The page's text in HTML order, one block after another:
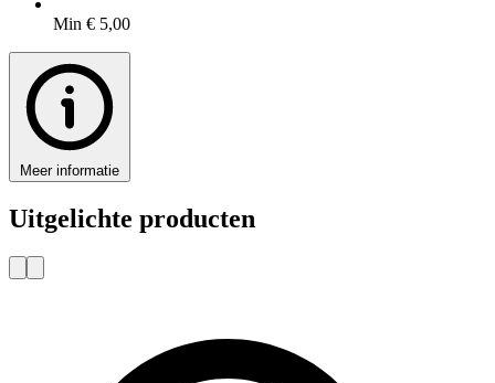
Min € 5,00
Meer informatie
Uitgelichte producten